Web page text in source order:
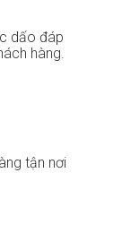
dấo đáp
hàng.
tận nơi